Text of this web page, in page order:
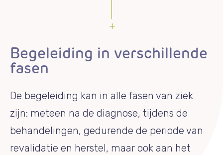
Begeleiding in verschillende
fasen
De begeleiding kan in alle fasen van ziek
zijn: meteen na de diagnose, tijdens de
behandelingen, gedurende de periode van
revalidatie en herstel, maar ook aan het